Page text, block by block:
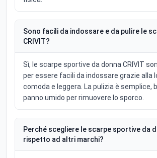
Sono facili da indossare e da pulire le
CRIVIT?
Sì, le scarpe sportive da donna CRIVIT
per essere facili da indossare grazie alla
comoda e leggera. La pulizia è semplice,
panno umido per rimuovere lo sporco.
Perché scegliere le scarpe sportive da
rispetto ad altri marchi?